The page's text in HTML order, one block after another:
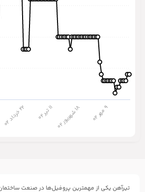
۲
۲
خ
ر
د
ا
د
۰
۲
۱
۱
ت
ی
ر
۰
۲ ۱۸
ش
ه
ر
ی
و
ر
۰
۲ ۹
م
ه
ر
۰
۲
تیرآهن یکی از مهمترین پروفیل‌ها در صنعت